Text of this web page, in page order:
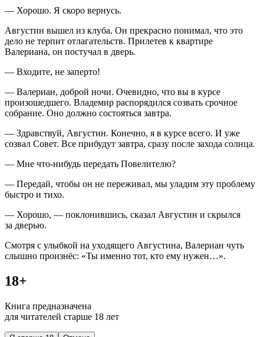
— Хорошо. Я скоро вернусь.
Августин вышел из клуба. Он прекрасно понимал, что это
дело не терпит отлагательств. Прилетев к квартире
Валериана, он постучал в дверь.
— Входите, не заперто!
— Валериан, доброй ночи. Очевидно, что вы в курсе
произошедшего. Владемир распорядился созвать срочное
собрание. Оно должно состояться завтра.
— Здравствуй, Августин. Конечно, я в курсе всего. И уже
созвал Совет. Все прибудут завтра, сразу после захода солнца.
— Мне что-нибудь передать Повелителю?
— Передай, чтобы он не переживал, мы уладим эту проблему
быстро и тихо.
— Хорошо, — поклонившись, сказал Августин и скрылся
за дверью.
Смотря с улыбкой на уходящего Августина, Валериан чуть
слышно произнёс: «Ты именно тот, кто ему нужен…».
18+
Книга предназначена
для читателей старше 18 лет